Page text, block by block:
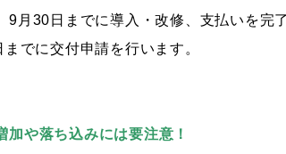
9月30日までに導入・改修、支払いを
でに交付申請を行います。
や落ち込みには要注意！